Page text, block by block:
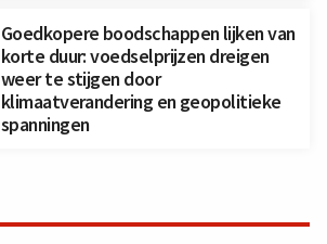
Goedkopere boodschappen lijken van
korte duur: voedselprijzen dreigen
weer te stijgen door
klimaatverandering en geopolitieke
spanningen